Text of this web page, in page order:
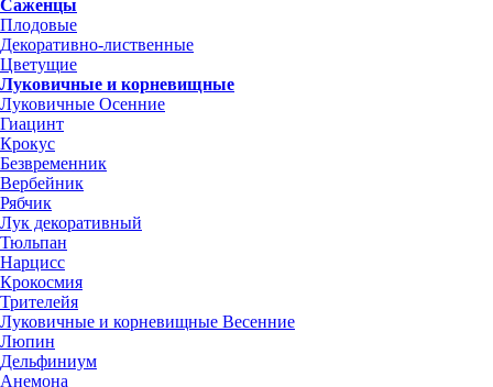
Саженцы
Плодовые
Декоративно-лиственные
Цветущие
Луковичные и корневищные
Луковичные Осенние
Гиацинт
Крокус
Безвременник
Вербейник
Рябчик
Лук декоративный
Тюльпан
Нарцисс
Крокосмия
Трителейя
Луковичные и корневищные Весенние
Люпин
Дельфиниум
Анемона